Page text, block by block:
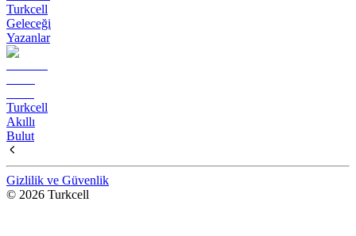
Turkcell
Geleceği
Yazanlar
Turkcell
Akıllı
Bulut
Gizlilik ve Güvenlik
© 2026 Turkcell